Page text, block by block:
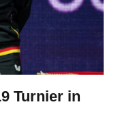
Turnier in